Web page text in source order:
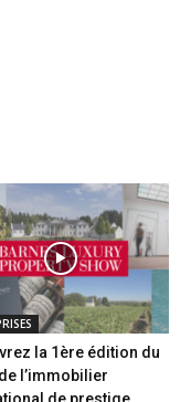
la 1ère édition du
l’immobilier
de prestige...